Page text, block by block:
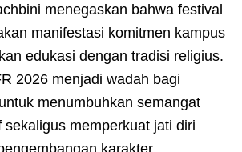
menegaskan bahwa festival
manifestasi komitmen kampus
edukasi dengan tradisi religius.
2026 menjadi wadah bagi
menumbuhkan semangat
sekaligus memperkuat jati diri
karakter